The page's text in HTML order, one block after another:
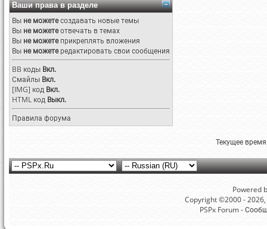
Ваши права в разделе
Вы не можетесоздавать новые темы
Вы не можетеотвечать в темах
Вы не можетеприкреплять вложения
Вы не можетередактировать свои сообщения
BB коды Вкл.
Смайлы Вкл.
[IMG] код Вкл.
HTML код Выкл.
Правила форума
Текущее
Powered
Copyright ©2000 -
PSPx Forum -